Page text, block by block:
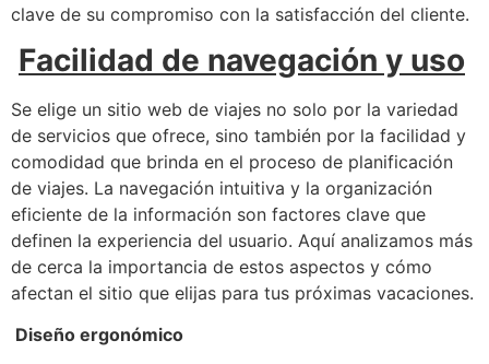
clave de su compromiso con la satisfacción del cliente.
Facilidad de navegación y uso
Se elige un sitio web de viajes no solo por la variedad
de servicios que ofrece, sino también por la facilidad y
comodidad que brinda en el proceso de planificación
de viajes. La navegación intuitiva y la organización
eficiente de la información son factores clave que
definen la experiencia del usuario. Aquí analizamos más
de cerca la importancia de estos aspectos y cómo
afectan el sitio que elijas para tus próximas vacaciones.
Diseño ergonómico